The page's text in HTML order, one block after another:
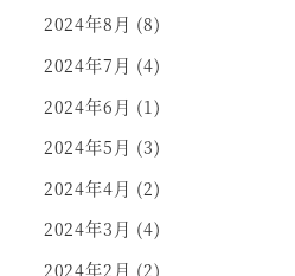
2024年8月 (8)
2024年7月 (4)
2024年6月 (1)
2024年5月 (3)
2024年4月 (2)
2024年3月 (4)
2024年2月 (2)